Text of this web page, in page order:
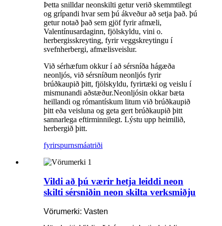
Þetta snilldar neonskilti getur verið skemmtilegt
og grípandi hvar sem þú ákveður að setja það. þú
getur notað það sem gjöf fyrir afmæli,
Valentínusardaginn, fjölskyldu, vini o.
herbergisskreyting, fyrir veggskreytingu í
svefnherbergi, afmælisveislur.
Við sérhæfum okkur í að sérsníða hágæða
neonljós, við sérsníðum neonljós fyrir
brúðkaupið þitt, fjölskyldu, fyrirtæki og veislu í
mismunandi aðstæður.Neonljósin okkar bæta
heillandi og rómantískum litum við brúðkaupið
þitt eða veisluna og geta gert brúðkaupið þitt
sannarlega eftirminnilegt. Lýstu upp heimilið,
herbergið þitt.
fyrirspurnsmáatriði
Vildi að þú værir hetja leiddi neon
skilti sérsniðin neon skilta verksmiðju
Vörumerki: Vasten